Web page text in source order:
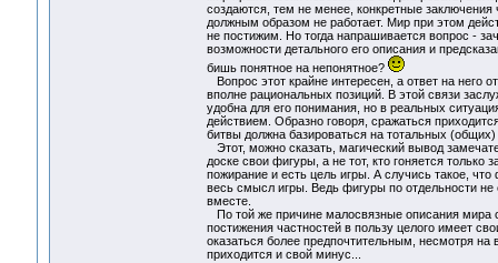
создаются, тем не менее, конкретные заключения
должным образом не работает. Мир при этом
не постижим. Но тогда напрашивается вопрос -
возможности детального его описания и
бишь понятное на непонятное?
Вопрос этот крайне интересен, а ответ на него
вполне рациональных позиций. В этой связи
удобна для его понимания, но в реальных
действием. Образно говоря, сражаться
битвы должна базироваться на тотальных
Этот, можно сказать, магический вывод
доске свои фигуры, а не тот, кто гоняется
пожирание и есть цель игры. А случись такое,
весь смысл игры. Ведь фигуры по отдельности не
вместе.
По той же причине малосвязные описания мира
постижения частностей в пользу целого имеет
оказаться более предпочтительным, несмотря
приходится и свой минус...